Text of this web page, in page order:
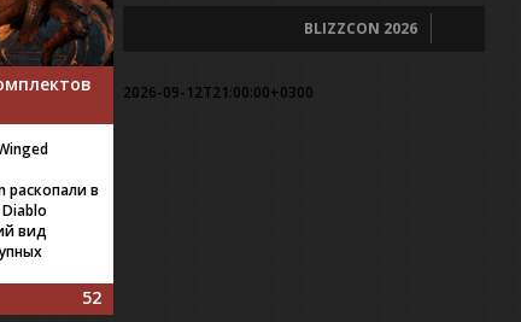
раскопали в
вид
52
BLIZZCON 2026
2026-09-12T21:00:00+0300